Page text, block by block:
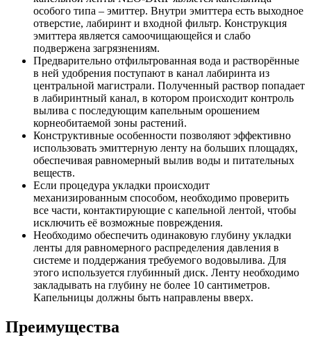
особого типа – эмиттер. Внутри эмиттера есть выходное
отверстие, лабиринт и входной фильтр. Конструкция
эмиттера является самоочищающейся и слабо
подвержена загрязнениям.
Предварительно отфильтрованная вода и растворённые
в ней удобрения поступают в канал лабиринта из
центральной магистрали. Полученный раствор попадает
в лабиринтный канал, в котором происходит контроль
вылива с последующим капельным орошением
корнеобитаемой зоны растений.
Конструктивные особенности позволяют эффективно
использовать эмиттерную ленту на больших площадях,
обеспечивая равномерный вылив воды и питательных
веществ.
Если процедура укладки происходит
механизированным способом, необходимо проверить
все части, контактирующие с капельной лентой, чтобы
исключить её возможные повреждения.
Необходимо обеспечить одинаковую глубину укладки
ленты для равномерного распределения давления в
системе и поддержания требуемого водовылива. Для
этого используется глубинный диск. Ленту необходимо
закладывать на глубину не более 10 сантиметров.
Капельницы должны быть направлены вверх.
Преимущества